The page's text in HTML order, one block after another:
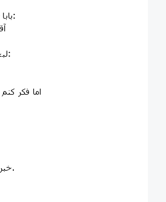
بابا حجت جانم می پرسد:
لبخند می زنم می گویم:
اما فکر
خبری ندارم. پیگیر نیستم.